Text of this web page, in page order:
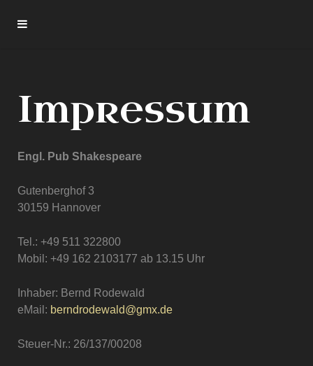
Impressum
Engl. Pub Shakespeare
Gutenberghof 3
30159 Hannover
Tel.: +49 511 322800
Mobil: +49 162 2103177 ab 13.15 Uhr
Inhaber: Bernd Rodewald
eMail: berndrodewald@gmx.de
Steuer-Nr.: 26/137/00208